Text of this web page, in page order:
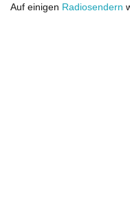
Auf einigen Radiosendern